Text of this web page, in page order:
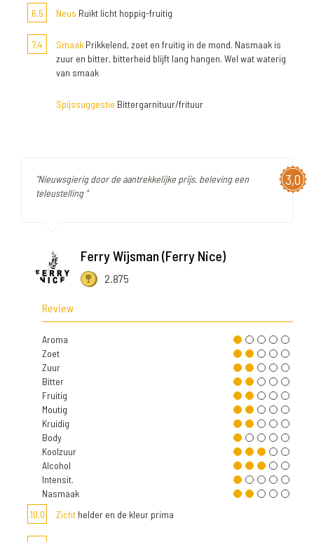
6,5 Neus Ruikt licht hoppig-fruitig
7,4 Smaak Prikkelend, zoet en fruitig in de mond. Nasmaak is
zuur en bitter, bitterheid blijft lang hangen. Wel wat waterig
van smaak
Spijssuggestie Bittergarnituur/frituur
3,0
"Nieuwsgierig door de aantrekkelijke prijs. beleving een
teleustelling "
Ferry Wijsman (Ferry Nice)
2.875
Review
Aroma
Zoet
Zuur
Bitter
Fruitig
Moutig
Kruidig
Body
Koolzuur
Alcohol
Intensit.
Nasmaak
10,0
Zicht helder en de kleur prima